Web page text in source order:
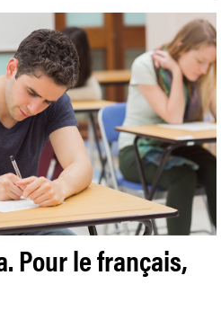
Pour le français,